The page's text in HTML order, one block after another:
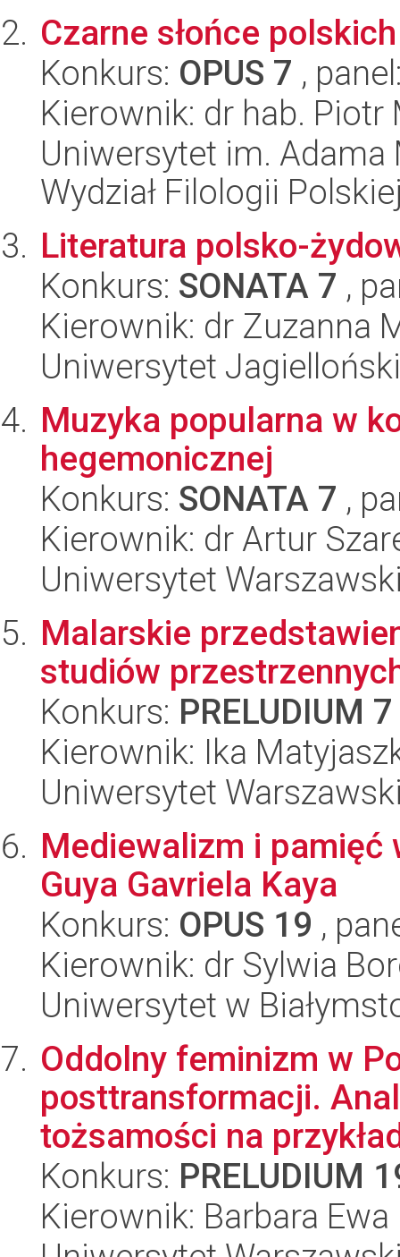
Czarne słońce
Konkurs: OPUS 7 ,
Kierownik: dr hab. Piotr
Uniwersytet im.
Wydział Filologii
Literatura polsko-
Konkurs: SONATA 7 ,
Kierownik: dr Zuzanna
Uniwersytet
Muzyka popularna w
hegemonicznej
Konkurs: SONATA 7 ,
Kierownik: dr Artur
Uniwersytet
Malarskie
studiów
Konkurs: PRELUDIUM 7
Kierownik: Ika
Uniwersytet
Mediewalizm i
Guya Gavriela Kaya
Konkurs: OPUS 19 ,
Kierownik: dr Sylwia
Uniwersytet w
Oddolny feminizm w
posttransformacji.
tożsamości na
Konkurs: PRELUDIUM
Kierownik: Barbara Ewa